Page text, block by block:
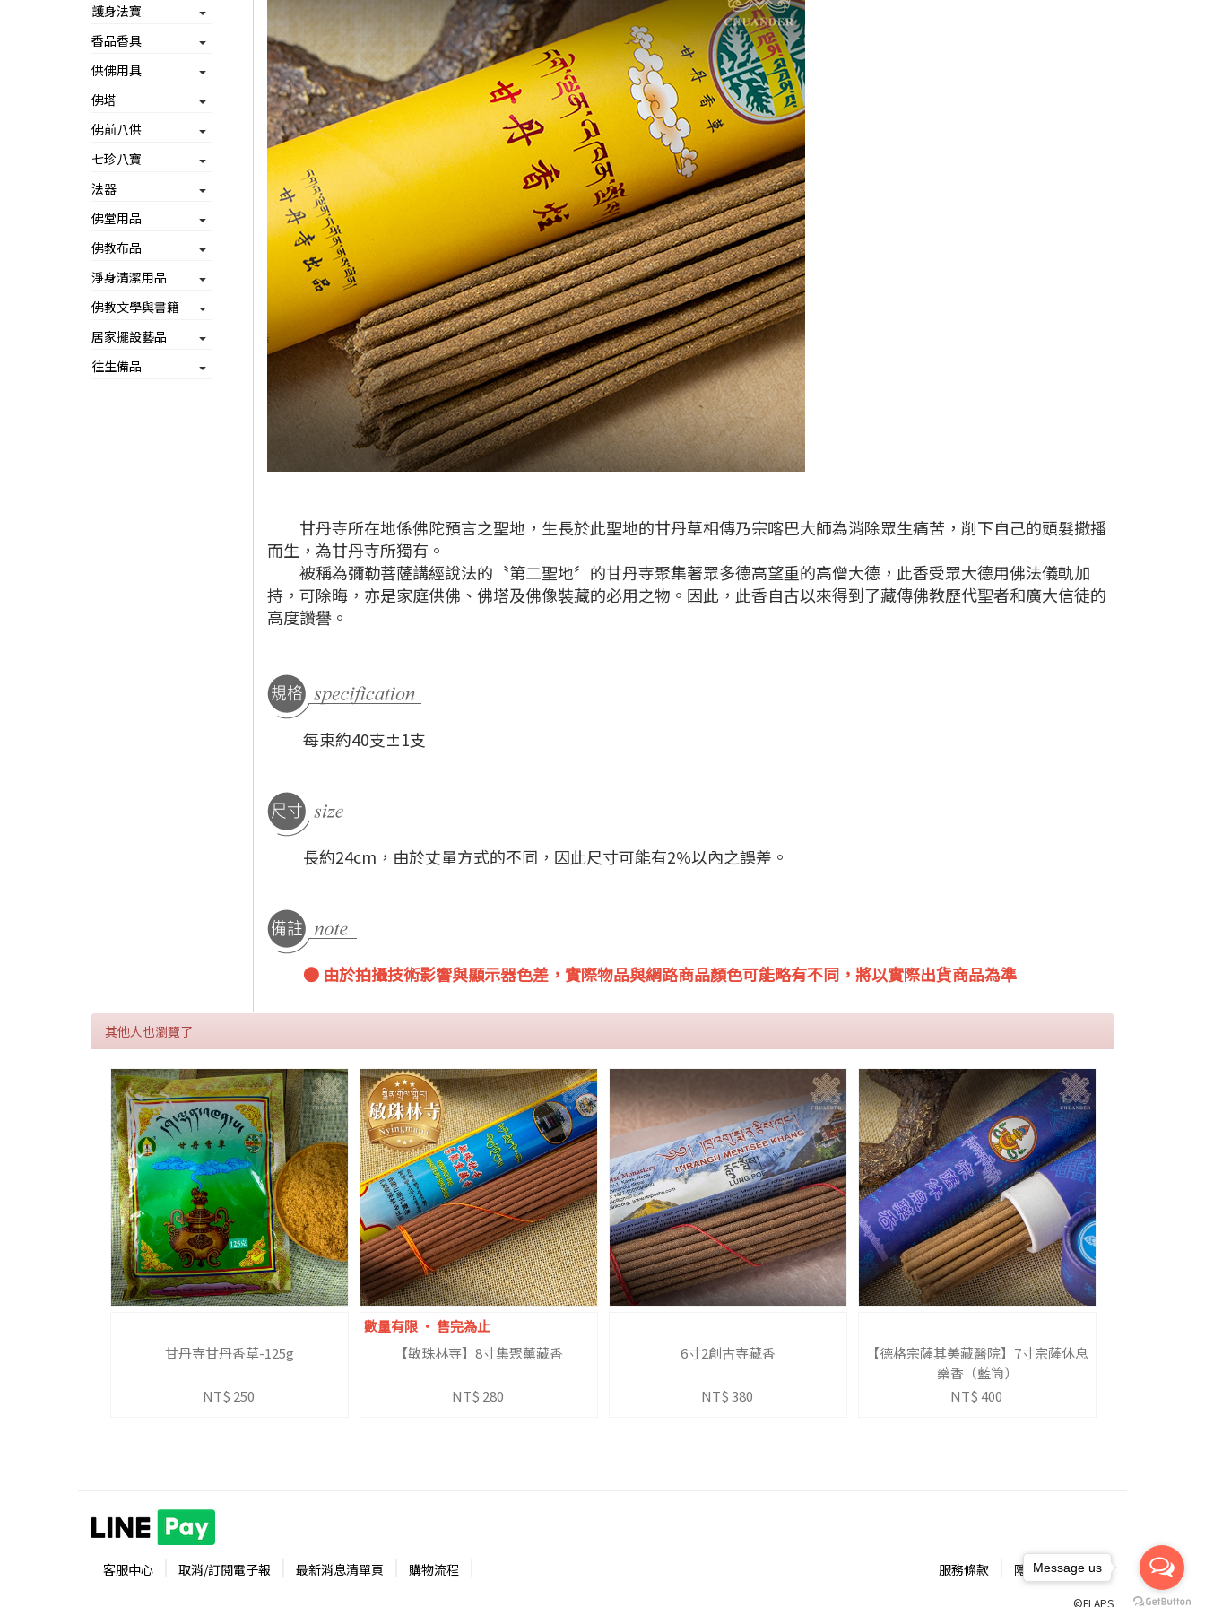
護身法寶
香品香具
供佛用具
佛塔
佛前八供
七珍八寶
法器
佛堂用品
佛教布品
淨身清潔用品
佛教文學與書籍
居家擺設藝品
往生備品
甘丹寺所在地係佛陀預言之聖地，生長於此聖地的甘丹草相傳乃宗喀巴大師為消除眾生痛苦，削下自己的頭髮撒播
而生，為甘丹寺所獨有。
被稱為彌勒菩薩講經說法的〝第二聖地〞的甘丹寺聚集著眾多德高望重的高僧大德，此香受眾大德用佛法儀軌加
持，可除晦，亦是家庭供佛、佛塔及佛像裝藏的必用之物。因此，此香自古以來得到了藏傳佛教歷代聖者和廣大信徒的
高度讚譽。
每束約40支±1支
長約24cm，由於丈量方式的不同，因此尺寸可能有2%以內之誤差。
● 由於拍攝技術影響與顯示器色差，實際物品與網路商品顏色可能略有不同，將以實際出貨商品為準
其他人也瀏覽了
甘丹寺甘丹香草-125g
NT$ 250
數量有限 ‧ 售完為止
【敏珠林寺】8寸集聚薰藏香
NT$ 280
6寸2創古寺藏香
NT$ 380
【德格宗薩其美藏醫院】7寸宗薩休息
藥香（藍筒）
NT$ 400
客服中心 取消/訂閱電子報 最新消息清單頁 購物流程 服務條款 隱私權保護政策
©FLAPS
Message us